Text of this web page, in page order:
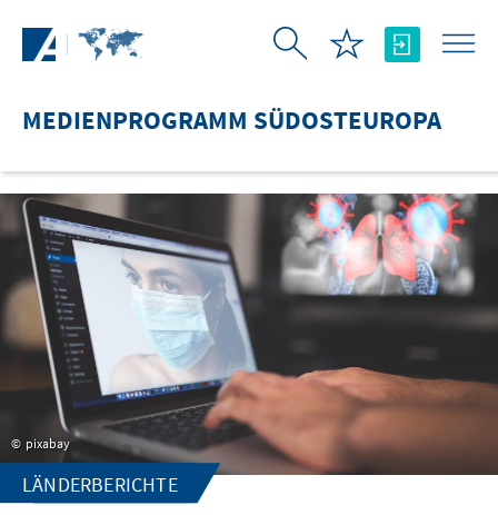
MEDIENPROGRAMM SÜDOSTEUROPA
pixabay
LÄNDERBERICHTE